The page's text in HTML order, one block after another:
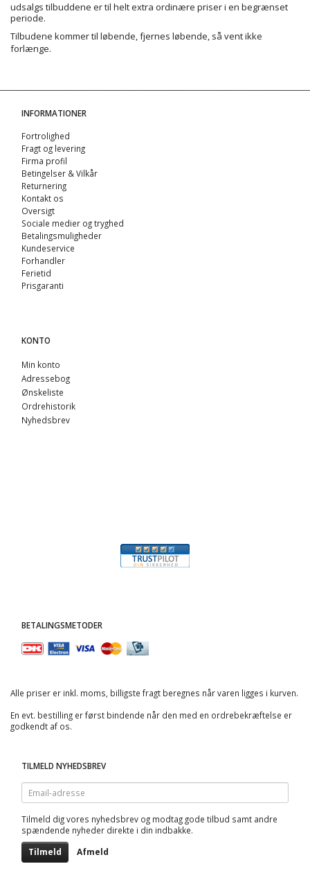
udsalgs tilbuddene er til helt extra ordinære priser i en begrænset
periode.
Tilbudene kommer til løbende, fjernes løbende, så vent ikke
forlænge.
INFORMATIONER
Fortrolighed
Fragt og levering
Firma profil
Betingelser & Vilkår
Returnering
Kontakt os
Oversigt
Sociale medier og tryghed
Betalingsmuligheder
Kundeservice
Forhandler
Ferietid
Prisgaranti
KONTO
Min konto
Adressebog
Ønskeliste
Ordrehistorik
Nyhedsbrev
BETALINGSMETODER
Alle priser er inkl. moms, billigste fragt beregnes når varen ligges i kurven.
En evt. bestilling er først bindende når den med en ordrebekræftelse er
godkendt af os.
TILMELD NYHEDSBREV
Email-
adresse
Tilmeld dig vores nyhedsbrev og modtag gode tilbud samt andre
spændende nyheder direkte i din indbakke.
Tilmeld Afmeld